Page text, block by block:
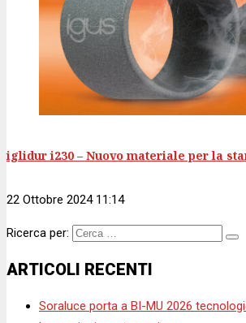
iglidur i230 – Nuovo materiale per la
22 Ottobre 2024 11:14
Ricerca per:
ARTICOLI RECENTI
Soraluce porta a BI-MU 2026